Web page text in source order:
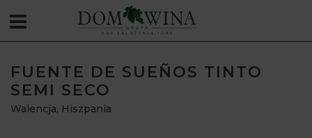
FUENTE DE SUEÑOS TINTO
SEMI SECO
Walencja, Hiszpania